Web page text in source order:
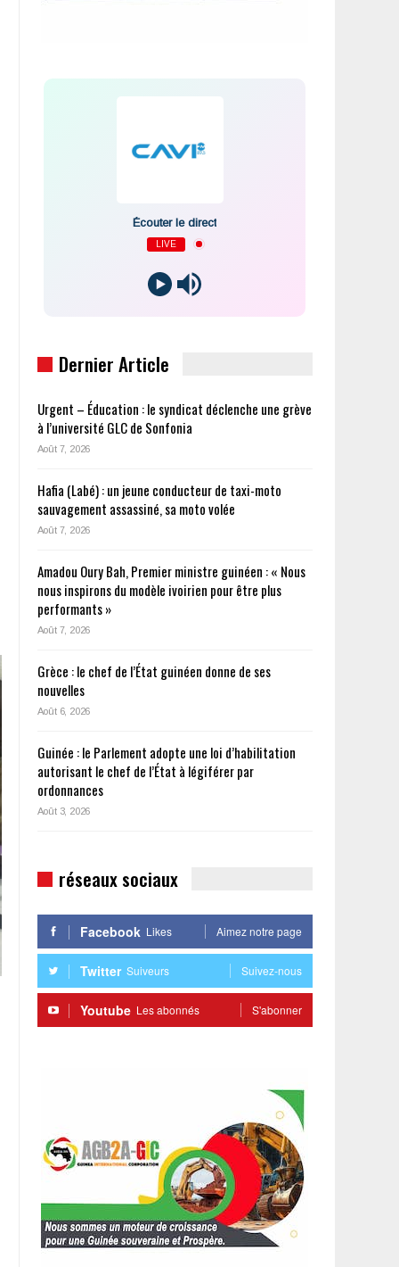
Écouter le direct
LIVE
Dernier Article
Urgent – Éducation : le syndicat déclenche une grève
à l’université GLC de Sonfonia
Août 7, 2026
Hafia (Labé) : un jeune conducteur de taxi-moto
sauvagement assassiné, sa moto volée
Août 7, 2026
Amadou Oury Bah, Premier ministre guinéen : « Nous
nous inspirons du modèle ivoirien pour être plus
performants »
Août 7, 2026
Grèce : le chef de l’État guinéen donne de ses
nouvelles
Août 6, 2026
Guinée : le Parlement adopte une loi d’habilitation
autorisant le chef de l’État à légiférer par
ordonnances
Août 3, 2026
réseaux sociaux
Facebook Likes Aimez notre page
Twitter Suiveurs Suivez-nous
Youtube Les abonnés S'abonner